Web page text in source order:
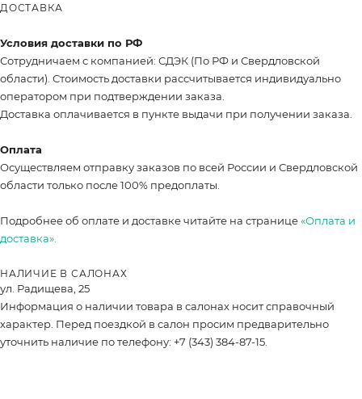
ДОСТАВКА
Условия доставки по РФ
Сотрудничаем с компанией: СДЭК (По РФ и Свердловской
области). Стоимость доставки рассчитывается индивидуально
оператором при подтверждении заказа.
Доставка оплачивается в пункте выдачи при получении заказа.
Оплата
Осуществляем отправку заказов по всей России и Свердловской
области только после 100% предоплаты.
Подробнее об оплате и доставке читайте на странице«Оплата и
доставка».
НАЛИЧИЕ В САЛОНАХ
ул. Радищева, 25
Информация о наличии товара в салонах носит справочный
характер. Перед поездкой в салон просим предварительно
уточнить наличие по телефону: +7 (343) 384-87-15.